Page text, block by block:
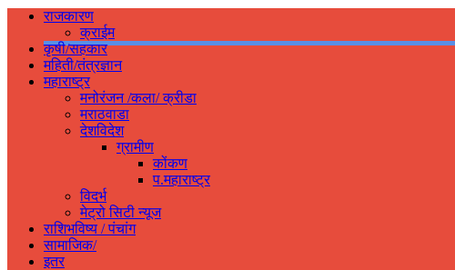
राजकारण
क्राईम
कृषी/सहकार
महिती/तंत्रज्ञान
महाराष्ट्र
मनोरंजन /कला/ क्रीडा
मराठवाडा
देशविदेश
ग्रामीण
कोंकण
प.महाराष्ट्र
विदर्भ
मेट्रो सिटी न्यूज
राशिभविष्य / पंचांग
सामाजिक/
इतर